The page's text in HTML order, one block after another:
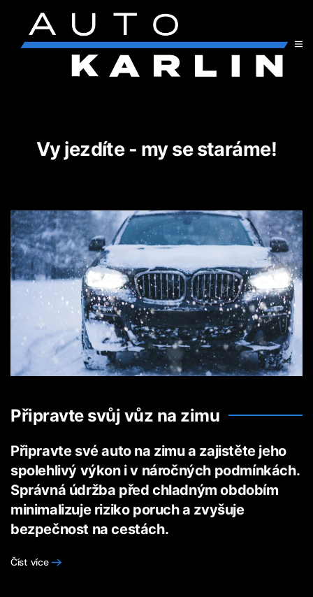
Přejít na hlavní obsah
Vy jezdíte - my se staráme!
Připravte svůj vůz na zimu
Připravte své auto na zimu a zajistěte jeho
spolehlivý výkon i v náročných podmínkách.
Správná údržba před chladným obdobím
minimalizuje riziko poruch a zvyšuje
bezpečnost na cestách.
Číst více